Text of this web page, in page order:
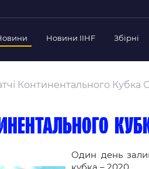
Федерації
Новини IIHF Збірні
Склад
Континентального Кубка
Один день